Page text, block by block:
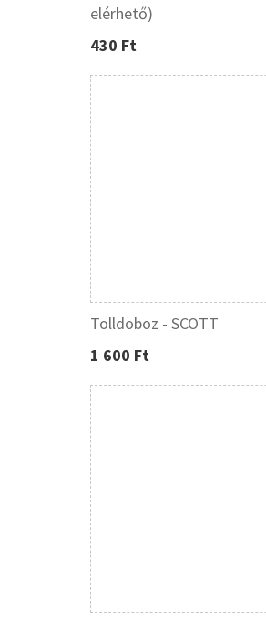
elérhető)
430 Ft
Tolldoboz - SCOTT
1 600 Ft